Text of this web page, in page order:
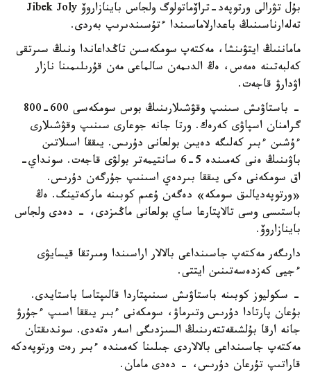
بۇل تۋرالى ورتوپەد-تراۆماتولوگ ولجاس باينازاروۆ Jibek Joly
تەلەارناسىنىڭ باعدارلاماسىندا ءتۇسىندىرىپ بەردى.
ماماننىڭ ايتۋىنشا، مەكتەپ سومكەسىن تاڭداعاندا ونىڭ سىرتقى
كەلبەتىنە ەمەس، ەڭ الدىمەن سالماعى مەن قۇرىلىمىنا نازار
اۋدارۋ قاجەت.
- باستاۋىش سىنىپ وقۋشىلارىنىڭ بوس سومكەسى 600-800
گرامنان اسپاۋى كەرەك. ورتا جانە جوعارى سىنىپ وقۋشىلارى
ءۇشىن ءبىر كەلىگە دەيىن بولعانى دۇرىس. يىققا اسىلاتىن
باۋىنىڭ ەنى كەمىندە 5-6 سانتيمەتر بولۋى قاجەت. سونداي-
اق سومكەنى ەكى يىققا بىردەي اسىنىپ جۇرگەن دۇرىس.
«ورتوپەديالىق سومكە» دەگەن ۇعىم كوبىنە ماركەتينگ. ەڭ
باستىسى وسى تالاپتارعا ساي بولعانى ماڭىزدى، - دەدى ولجاس
باينازاروۆ.
دارىگەر مەكتەپ جاسىنداعى بالالار اراسىندا ومىرتقا قيسايۋى
ءجيى كەزدەسەتىنىن ايتتى.
- سكوليوز كوبىنە باستاۋىش سىنىپتاردا قالىپتاسا باستايدى.
بۇعان پارتادا دۇرىس وتىرماۋ، سومكەنى ءبىر يىققا اسىپ ءجۇرۋ
جانە ارقا بۇلشىقەتتەرىنىڭ السىزدىگى اسەر ەتەدى. سوندىقتان
مەكتەپ جاسىنداعى بالالاردى جىلىنا كەمىندە ءبىر رەت ورتوپەدكە
قاراتىپ تۇرعان دۇرىس، - دەدى مامان.